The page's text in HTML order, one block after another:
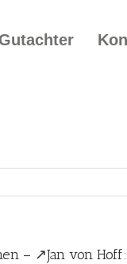
– ↗️Jan von